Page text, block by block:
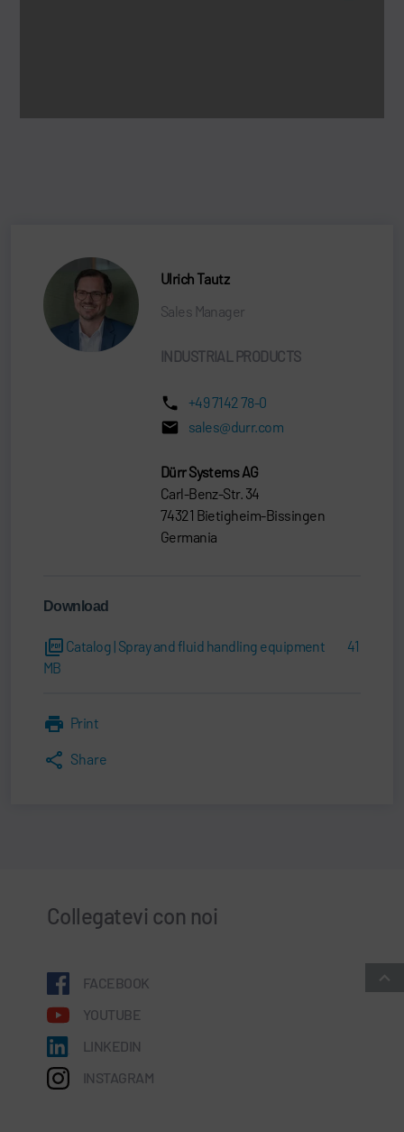
Ulrich Tautz
Sales Manager
INDUSTRIAL PRODUCTS
+49 7142 78-0
sales@durr.com
Dürr Systems AG
Carl-Benz-Str. 34
74321 Bietigheim-Bissingen
Germania
Download
Catalog | Spray and fluid handling equipment
41
MB
Print
Share
Collegatevi con noi
FACEBOOK
YOUTUBE
LINKEDIN
INSTAGRAM